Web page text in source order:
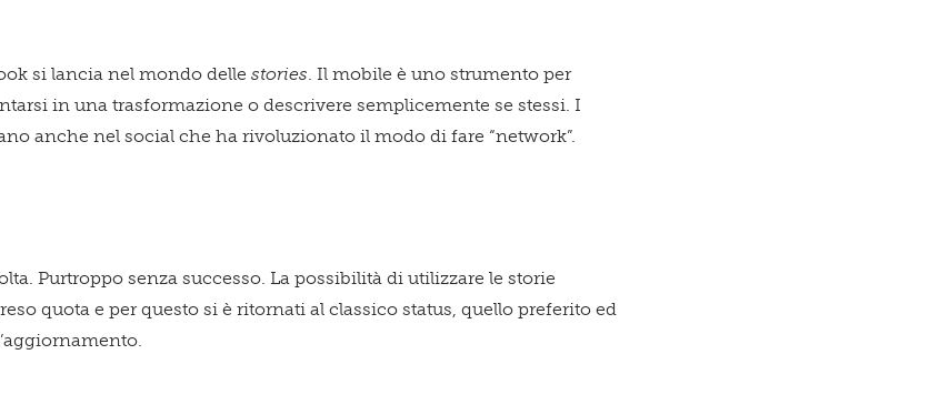
si lancia nel mondo dellestories. Il mobile è uno strumento per
in una trasformazione o descrivere semplicemente se stessi. I
anche nel social che ha rivoluzionato il modo di fare “network”.
Purtroppo senza successo. La possibilità di utilizzare le storie
quota e per questo si è ritornati al classico status, quello preferito ed